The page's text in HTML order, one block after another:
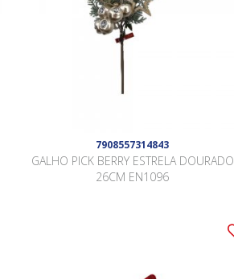
7908557314843
GALHO PICK BERRY ESTRELA DOURADO
26CM EN1096